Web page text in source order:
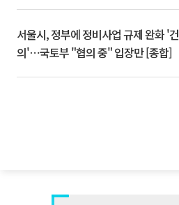
서울시, 정부에 정비사업 규제 완화 '건
의'⋯국토부 "협의 중" 입장만 [종합]